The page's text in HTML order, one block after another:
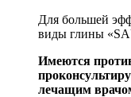
Для большей
виды глины
Имеются
лечащим